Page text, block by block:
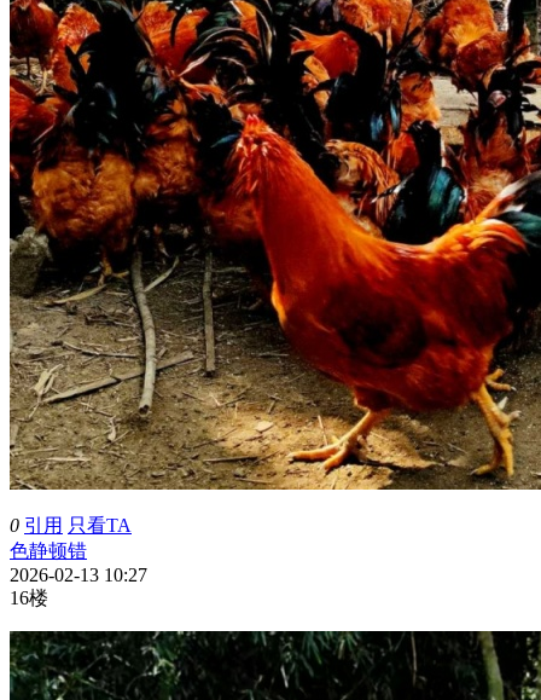
0 引用 只看TA
色静顿错
2026-02-13 10:27
16楼